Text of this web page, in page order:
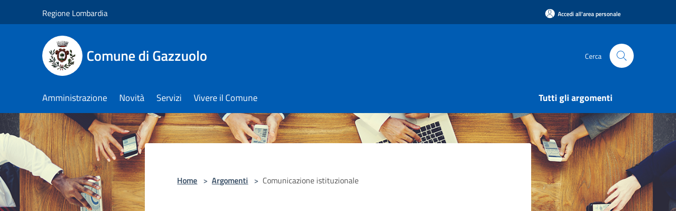
Regione Lombardia Accedi all'area personale
Comune di Gazzuolo Cerca
Amministrazione Novità Servizi Vivere il Comune Tutti gli argomenti
Home > Argomenti > Comunicazione istituzionale